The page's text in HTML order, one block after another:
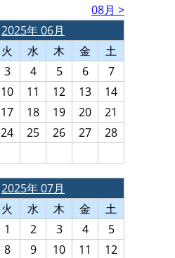
08月 >
2025年 06月
火 水 木 金
土
3 4 5 6
7
10 11 12 13
14
17 18 19 20
21
24 25 26 27
28
2025年 07月
火 水 木 金
土
1
2 3 4
5
8 9 10 11
12